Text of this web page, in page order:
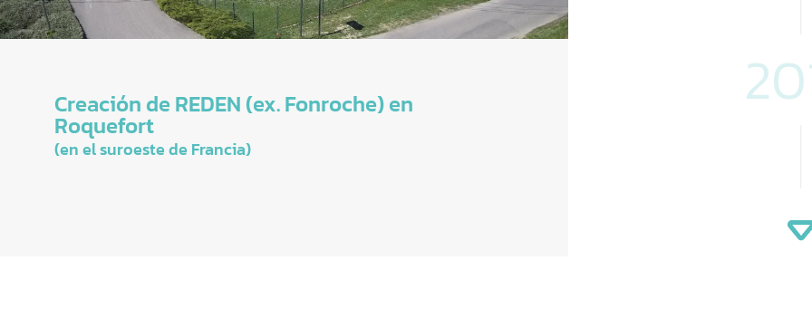
Creación de REDEN (ex. Fonroche) en
Roquefort
(en el suroeste de Francia)